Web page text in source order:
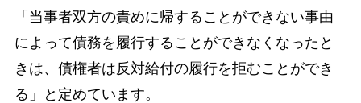
「当事者双方の責めに帰することができない事由
によって債務を履行することができなくなったと
きは、債権者は反対給付の履行を拒むことができ
る」と定めています。